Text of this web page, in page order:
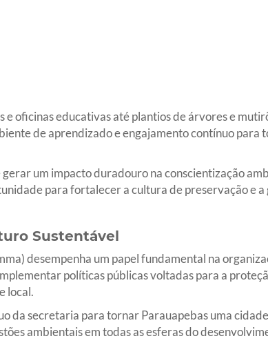
oficinas educativas até plantios de árvores e
de aprendizado e engajamento contínuo para
um impacto duradouro na conscientização
para fortalecer a cultura de preservação e a
Sustentável
desempenha um papel fundamental na
políticas públicas voltadas para a
local.
da secretaria para tornar Parauapebas uma
ambientais em todas as esferas do